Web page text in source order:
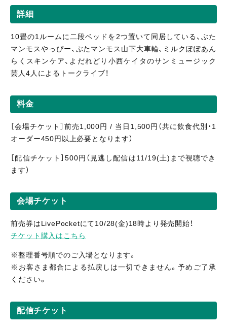
詳細
10畳の1ルームに二段ベッドを2つ置いて同居している、ぶた
マンモスやっぴー、ぶたマンモス山下大車輪、ミルクぽぽあん
らくスキンケア、よだれどり小西ケイタのサンミュージック
芸人4人によるトークライブ！
料金
［会場チケット］前売1,000円 / 当日1,500円（共に飲食代別・1
オーダー450円以上必要となります）
［配信チケット］500円（見逃し配信は11/19(土)まで視聴でき
ます）
会場チケット
前売券はLivePocketにて10/28(金)18時より発売開始！
チケット購入はこちら
※整理番号順でのご入場となります。
※お客さま都合による払戻しは一切できません。予めご了承
ください。
配信チケット